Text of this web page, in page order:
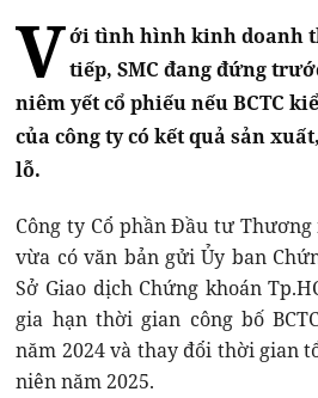
Với tình hình kinh doanh
tiếp, SMC đang đứng
niêm yết cổ phiếu nếu BCTC
của công ty có kết quả sản
lỗ.
Công ty Cổ phần Đầu tư Thương
vừa có văn bản gửi Ủy ban
Sở Giao dịch Chứng khoán
gia hạn thời gian công bố
năm 2024 và thay đổi thời gian
niên năm 2025.